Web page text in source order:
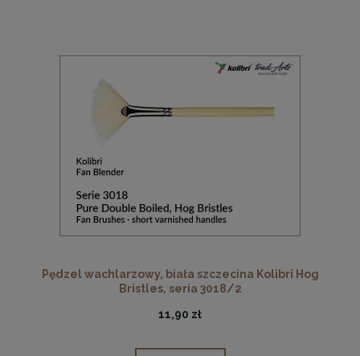
Pędzel wachlarzowy, biała szczecina Kolibri Hog
Bristles, seria 3018/2
11,90 zł